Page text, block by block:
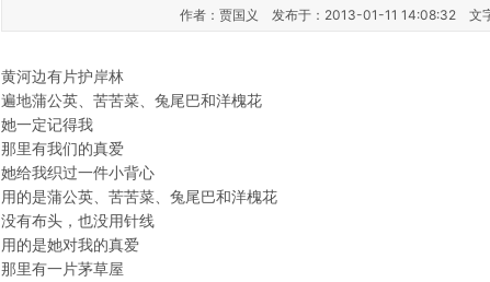
作者：贾国义 发布于：2013-01-11 14:08:32 文
黄河边有片护岸林
遍地蒲公英、苦苦菜、兔尾巴和洋槐花
她一定记得我
那里有我们的真爱
她给我织过一件小背心
用的是蒲公英、苦苦菜、兔尾巴和洋槐花
没有布头，也没用针线
用的是她对我的真爱
那里有一片茅草屋